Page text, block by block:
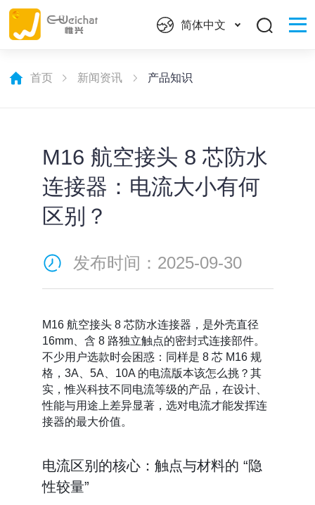
简体中文
首页 新闻资讯 产品知识
M16 航空接头 8 芯防水
连接器：电流大小有何
区别？
发布时间：2025-09-30
M16 航空接头 8 芯防水连接器，是外壳直径
16mm、含 8 路独立触点的密封式连接部件。
不少用户选款时会困惑：同样是 8 芯 M16 规
格，3A、5A、10A 的电流版本该怎么挑？其
实，惟兴科技不同电流等级的产品，在设计、
性能与用途上差异显著，选对电流才能发挥连
接器的最大价值。
电流区别的核心：触点与材料的 “隐
性较量”